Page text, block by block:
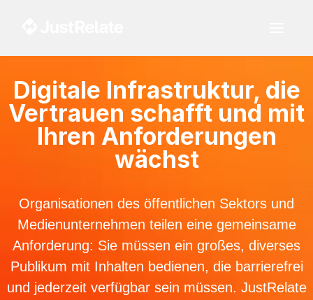
Digitale Infrastruktur, die
Vertrauen schafft und mit
Ihren Anforderungen
wächst
Organisationen des öffentlichen Sektors und
Medienunternehmen teilen eine gemeinsame
Anforderung: Sie müssen ein großes, diverses
Publikum mit Inhalten bedienen, die barrierefrei
und jederzeit verfügbar sein müssen. JustRelate